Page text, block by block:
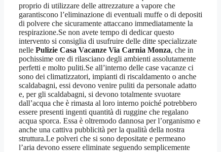
proprio di utilizzare delle attrezzature a vapore che
garantiscono l’eliminazione di eventuali muffe o di depositi
di polvere che sicuramente attaccano immediatamente la
respirazione.Se non avete tempo di dedicar questo
intervento si consiglia di usufruire delle ditte specializzate
nelle Pulizie Casa Vacanze Via Carnia Monza, che in
pochissime ore di rilasciano degli ambienti assolutamente
perfetti e molto puliti.Se all’interno delle case vacanze ci
sono dei climatizzatori, impianti di riscaldamento o anche
scaldabagni, essi devono venire puliti da personale adatto
e, per gli scaldabagni, si devono totalmente svuotare
dall’acqua che è rimasta al loro interno poiché potrebbero
essere presenti ingenti quantità di ruggine che regalano
acqua sporca. Essa è oltremodo dannosa per l’organismo e
anche una cattiva pubblicità per la qualità della nostra
struttura.Le polveri che si sono depositate e permeano
l’aria devono essere eliminate seguendo semplicemente